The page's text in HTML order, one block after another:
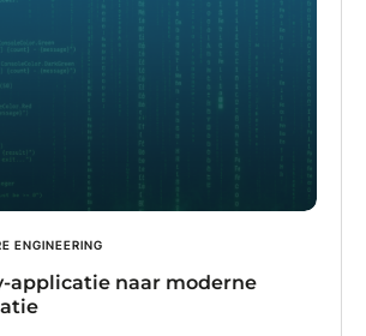
ENGINEERING
applicatie naar moderne